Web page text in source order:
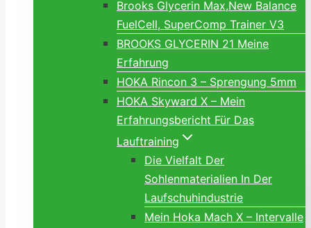
Brooks Glycerin Max,New Balance
FuelCell, SuperComp Trainer V3
BROOKS GLYCERIN 21 Meine
Erfahrung
HOKA Rincon 3 – Sprengung 5mm
HOKA Skyward X – Mein
Erfahrungsbericht Für Das
Lauftraining
Die Vielfalt Der
Sohlenmaterialien In Der
Laufschuhindustrie
Mein Hoka Mach X – Intervalle